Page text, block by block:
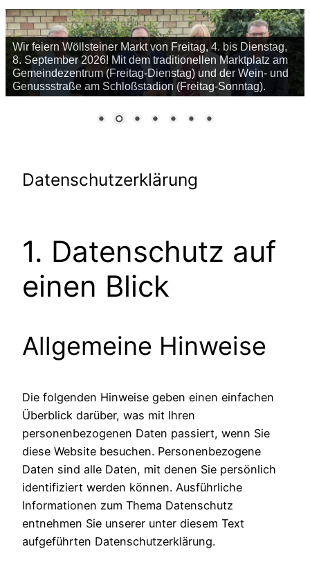
Offizielle Eröffnung des Wöllsteiner Wasserturmes nach
der Sanierung am 4. Mai 2025
Datenschutzerklärung
1. Datenschutz auf
einen Blick
Allgemeine Hinweise
Die folgenden Hinweise geben einen einfachen
Überblick darüber, was mit Ihren
personenbezogenen Daten passiert, wenn Sie
diese Website besuchen. Personenbezogene
Daten sind alle Daten, mit denen Sie persönlich
identifiziert werden können. Ausführliche
Informationen zum Thema Datenschutz
entnehmen Sie unserer unter diesem Text
aufgeführten Datenschutzerklärung.